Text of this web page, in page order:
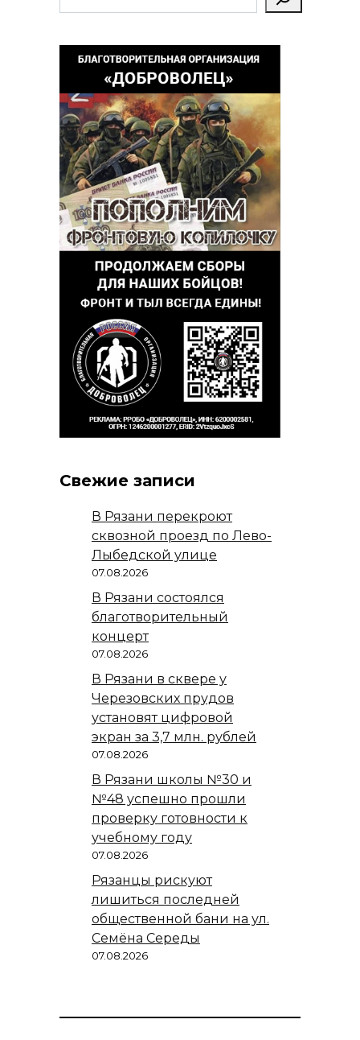
Свежие записи
В Рязани перекроют
сквозной проезд по Лево-
Лыбедской улице
07.08.2026
В Рязани состоялся
благотворительный
концерт
07.08.2026
В Рязани в сквере у
Черезовских прудов
установят цифровой
экран за 3,7 млн. рублей
07.08.2026
В Рязани школы №30 и
№48 успешно прошли
проверку готовности к
учебному году
07.08.2026
Рязанцы рискуют
лишиться последней
общественной бани на ул.
Семёна Середы
07.08.2026